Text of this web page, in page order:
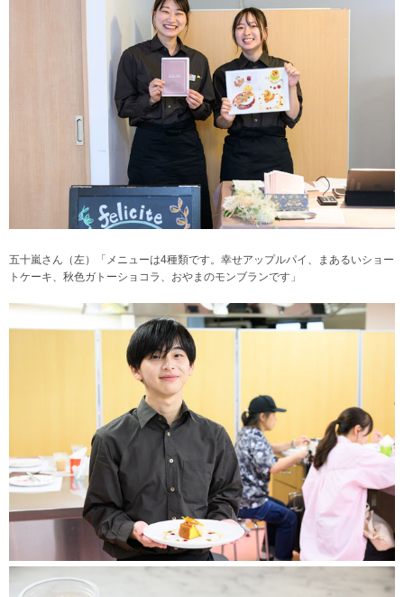
五十嵐さん（左）「メニューは4種類です。幸せアップルパイ、まあるいショー
トケーキ、秋色ガトーショコラ、おやまのモンブランです 」